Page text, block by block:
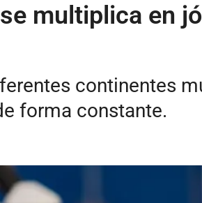
multiplica en
continentes
forma constante.